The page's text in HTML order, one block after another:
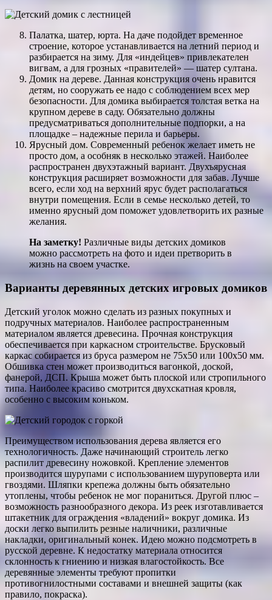
Палатка, шатер, юрта. На даче подойдет временное
строение, которое устанавливается на летний период и
разбирается на зиму. Для «индейцев» привлекателен
вигвам, а для грозных «правителей» — шатер султана.
Домик на дереве. Данная конструкция очень нравится
детям, но сооружать ее надо с соблюдением всех мер
безопасности. Для домика выбирается толстая ветка на
крупном дереве в саду. Обязательно должны
предусматриваться дополнительные подпорки, а на
площадке – надежные перила и барьеры.
Ярусный дом. Современный ребенок желает иметь не
просто дом, а особняк в несколько этажей. Наиболее
распространен двухэтажный вариант. Двухъярусная
конструкция расширяет возможности для забав. Лучше
всего, если ход на верхний ярус будет располагаться
внутри помещения. Если в семье несколько детей, то
именно ярусный дом поможет удовлетворить их разные
желания.
На заметку! Различные виды детских домиков
можно рассмотреть на фото и идеи претворить в
жизнь на своем участке.
Варианты деревянных детских игровых домиков
Детский уголок можно сделать из разных покупных и
подручных материалов. Наиболее распространенным
материалом является древесина. Прочная конструкция
обеспечивается при каркасном строительстве. Брусковый
каркас собирается из бруса размером не 75х50 или 100х50 мм.
Обшивка стен может производиться вагонкой, доской,
фанерой, ДСП. Крыша может быть плоской или стропильного
типа. Наиболее красиво смотрится двухскатная кровля,
особенно с высоким коньком.
Преимуществом использования дерева является его
технологичность. Даже начинающий строитель легко
распилит древесину ножовкой. Крепление элементов
производится шурупами с использованием шуруповерта или
гвоздями. Шляпки крепежа должны быть обязательно
утоплены, чтобы ребенок не мог пораниться. Другой плюс –
возможность разнообразного декора. Из реек изготавливается
штакетник для ограждения «владений» вокруг домика. Из
доски легко выпилить резные наличники, различные
накладки, оригинальный конек. Идею можно подсмотреть в
русской деревне. К недостатку материала относится
склонность к гниению и низкая влагостойкость. Все
деревянные элементы требуют пропитки
противогнилостными составами и внешней защиты (как
правило, покраска).